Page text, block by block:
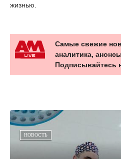
жизнью.
Самые свежие
аналитика,
Подписывайтесь
НОВОСТЬ